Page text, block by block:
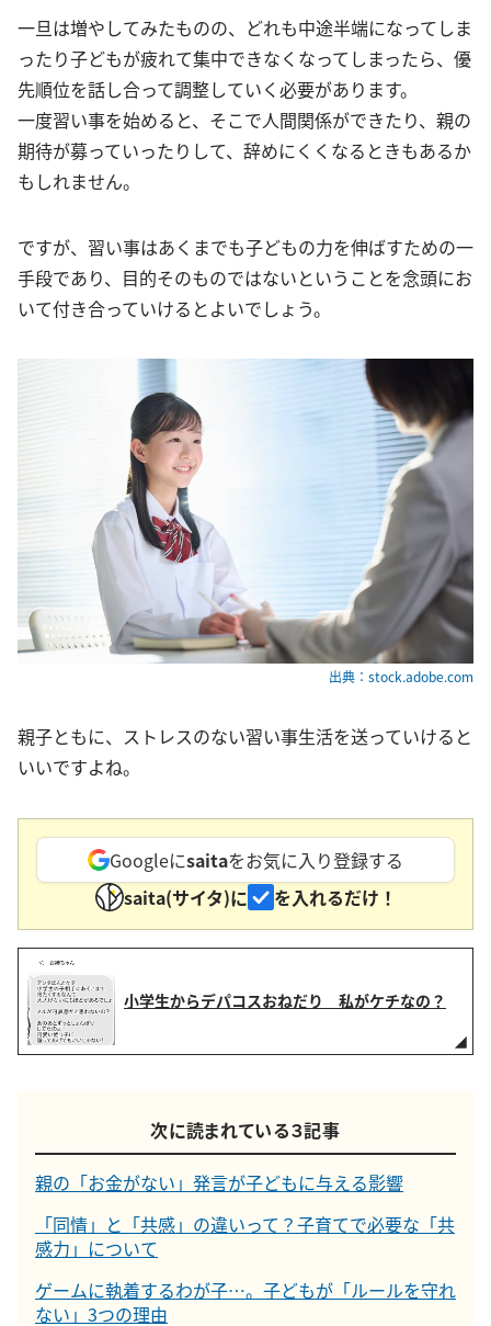
一旦は増やしてみたものの、どれも中途半端になってしま
ったり子どもが疲れて集中できなくなってしまったら、優
先順位を話し合って調整していく必要があります。
一度習い事を始めると、そこで人間関係ができたり、親の
期待が募っていったりして、辞めにくくなるときもあるか
もしれません。
ですが、習い事はあくまでも子どもの力を伸ばすための一
手段であり、目的そのものではないということを念頭にお
いて付き合っていけるとよいでしょう。
出典：stock.adobe.com
親子ともに、ストレスのない習い事生活を送っていけると
いいですよね。
Googleにsaitaをお気に入り登録する
saita(サイタ)に
を入れるだけ！
小学生からデパコスおねだり 私がケチなの？
次に読まれている３記事
親の「お金がない」発言が子どもに与える影響
「同情」と「共感」の違いって？子育てで必要な「共
感力」について
ゲームに執着するわが子…。子どもが「ルールを守れ
ない」3つの理由